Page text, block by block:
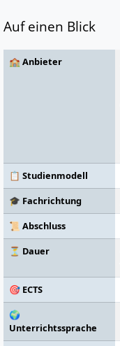
Auf einen Blick
🏫 Anbieter
📋 Studienmodell
🎓 Fachrichtung
📜 Abschluss
⏳ Dauer
🎯 ECTS
🌍
Unterrichtssprache